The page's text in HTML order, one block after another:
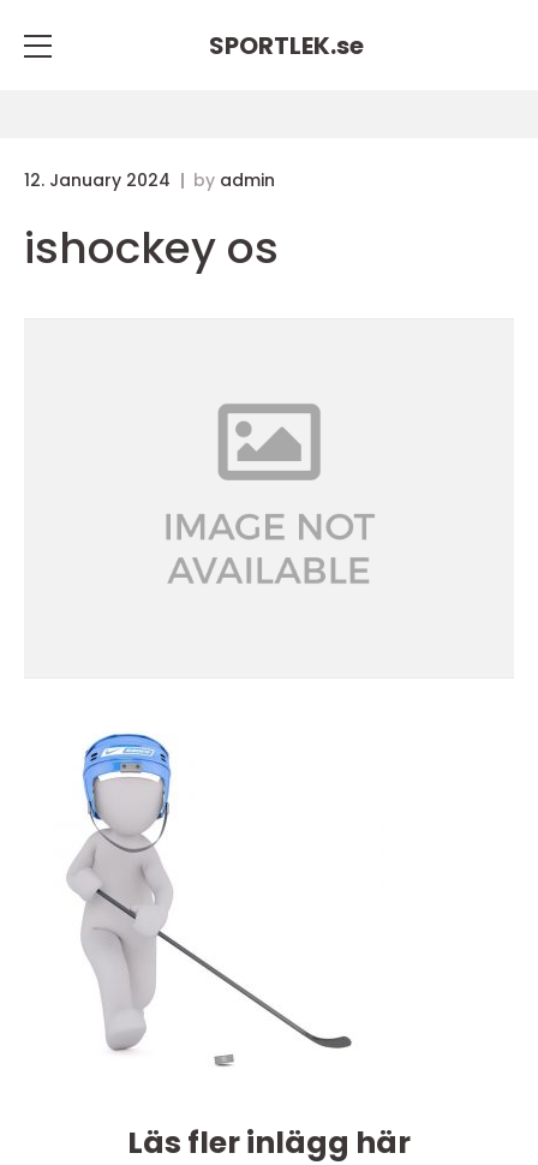
SPORTLEK.se
12. January 2024 by admin
ishockey os
Läs fler inlägg här